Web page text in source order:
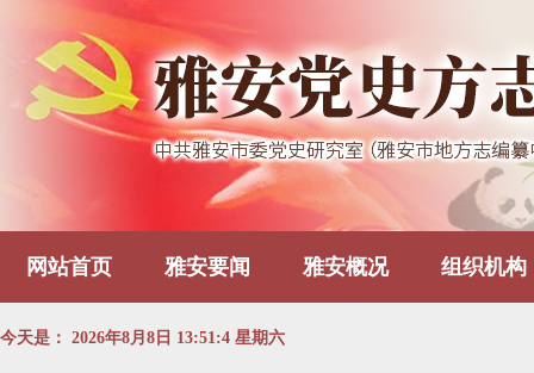
网站首页 雅安要闻 雅安概况 组织机构
今天是： 2026年8月8日 13:51:5 星期六